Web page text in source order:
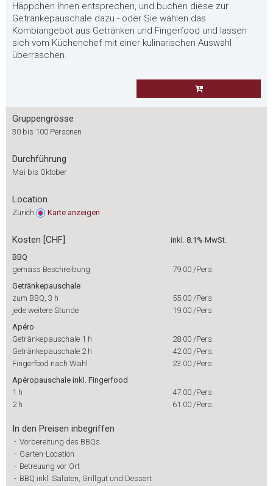
Häppchen Ihnen entsprechen, und buchen diese zur
Getränkepauschale dazu - oder Sie wählen das
Kombiangebot aus Getränken und Fingerfood und lassen
sich vom Küchenchef mit einer kulinarischen Auswahl
überraschen.
Gruppengrösse
30 bis 100 Personen
Durchführung
Mai bis Oktober
Location
Zürich Karte anzeigen
Kosten [CHF]
inkl. 8.1% MwSt.
BBQ
gemäss Beschreibung
79.00 /Pers.
Getränkepauschale
zum BBQ, 3 h
55.00 /Pers.
jede weitere Stunde
19.00 /Pers.
Apéro
Getränkepauschale 1 h
28.00 /Pers.
Getränkepauschale 2 h
42.00 /Pers.
Fingerfood nach Wahl
23.00 /Pers.
Apéropauschale inkl. Fingerfood
1 h
47.00 /Pers.
2 h
61.00 /Pers.
In den Preisen inbegriffen
- Vorbereitung des BBQs
- Garten-Location
- Betreuung vor Ort
- BBQ inkl. Salaten, Grillgut und Dessert